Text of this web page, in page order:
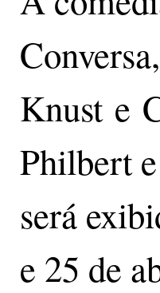
Knust e
Philbert
será
e 25 de